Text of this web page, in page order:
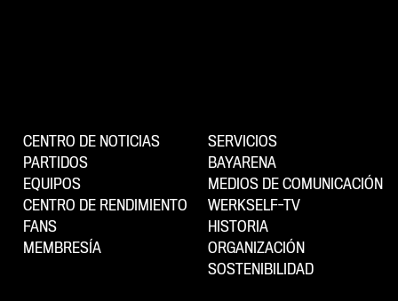
CENTRO DE NOTICIAS
PARTIDOS
EQUIPOS
CENTRO DE RENDIMIENTO
FANS
MEMBRESÍA
SERVICIOS
BAYARENA
MEDIOS DE COMUNICACIÓN
WERKSELF-TV
HISTORIA
ORGANIZACIÓN
SOSTENIBILIDAD